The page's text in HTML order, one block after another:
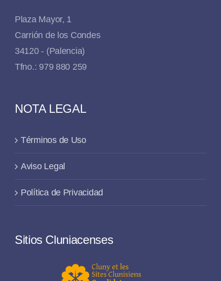
Plaza Mayor, 1
Carrión de los Condes
34120 - (Palencia)
Tfno.: 979 880 259
NOTA LEGAL
Términos de Uso
Aviso Legal
Política de Privacidad
Sitios Cluniacenses